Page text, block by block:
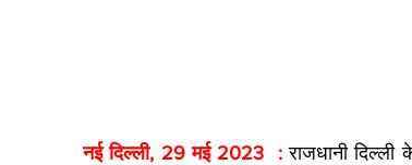
नई दिल्ली, 29 मई 2023  : राजधानी